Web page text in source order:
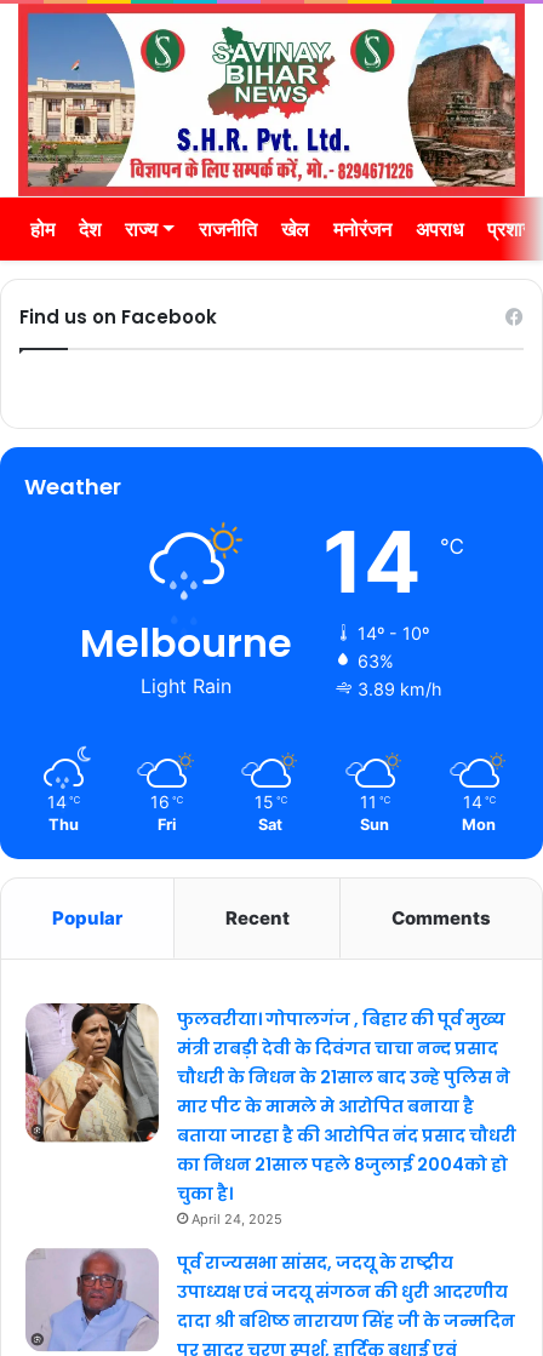
होम देश राज्य राजनीति खेल मनोरंजन अपराध
Find us on Facebook
Weather
Melbourne
Light Rain
14 ℃
14º - 10º
63%
3.89 km/h
14 ℃
Thu
16 ℃
Fri
15 ℃
Sat
11 ℃
Sun
14 ℃
Mon
Popular Recent Comments
फुलवरीया। गोपालगंज , बिहार की पूर्व मुख्य
मंत्री राबड़ी देवी के दिवंगत चाचा नन्द प्रसाद
चौधरी के निधन के 21साल बाद उन्हे पुलिस ने
मार पीट के मामले मे आरोपित बनाया है
बताया जारहा है की आरोपित नंद प्रसाद चौधरी
का निधन 21साल पहले 8जुलाई 2004को हो
चुका है।
April 24, 2025
पूर्व राज्यसभा सांसद, जदयू के राष्ट्रीय
उपाध्यक्ष एवं जदयू संगठन की धुरी आदरणीय
दादा श्री बशिष्ठ नारायण सिंह जी के जन्मदिन
पर सादर चरण स्पर्श, हार्दिक बधाई एवं